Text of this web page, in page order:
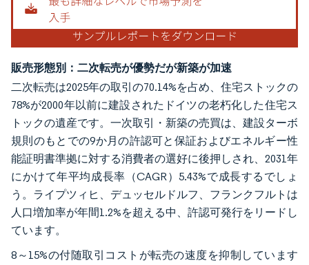
販売形態別：二次転売が優勢だが新築が加速
二次転売は2025年の取引の70.14%を占め、住宅ストックの
78%が2000年以前に建設されたドイツの老朽化した住宅ス
トックの遺産です。一次取引・新築の売買は、建設ターボ
規則のもとでの9か月の許認可と保証およびエネルギー性
能証明書準拠に対する消費者の選好に後押しされ、2031年
にかけて年平均成長率（CAGR）5.43%で成長するでしょ
う。ライプツィヒ、デュッセルドルフ、フランクフルトは
人口増加率が年間1.2%を超える中、許認可発行をリードし
ています。
8～15%の付随取引コストが転売の速度を抑制しています